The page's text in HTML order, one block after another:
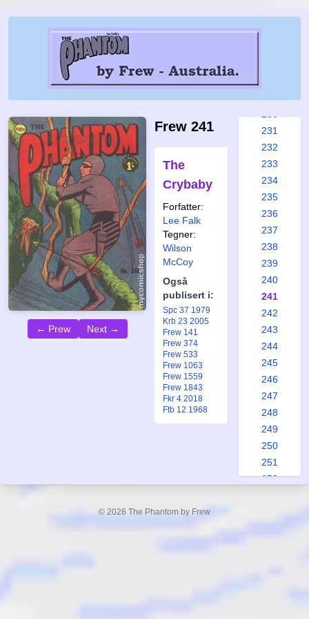
← Prew Next →
Frew 241
The
Crybaby
Forfatter:
Lee Falk
Tegner:
Wilson
McCoy
Også
publisert i:
Spc 37 1979
Krb 23 2005
Frew 141
Frew 374
Frew 533
Frew 1063
Frew 1559
Frew 1843
Fkr 4 2018
Ftb 12 1968
224
231
232
233
234
235
236
237
238
239
240
241
242
243
244
245
246
247
248
249
250
251
252
© 2026 The Phantom by Frew